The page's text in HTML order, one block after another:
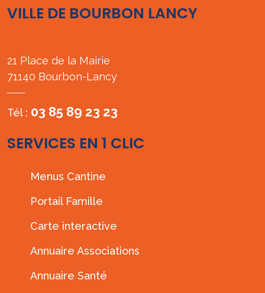
VILLE DE BOURBON LANCY
21 Place de la Mairie
71140 Bourbon-Lancy
Tél : 03 85 89 23 23
SERVICES EN 1 CLIC
Menus Cantine
Portail Famille
Carte interactive
Annuaire Associations
Annuaire Santé